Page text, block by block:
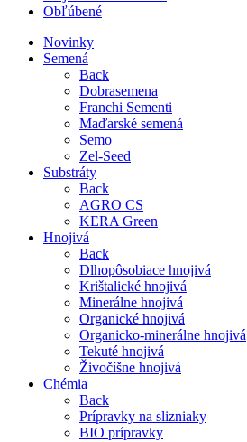
Obľúbené
Novinky
Semená
Back
Dobrasemena
Franchi Sementi
Maďarské semená
Semo
Zel-Seed
Substráty
Back
AGRO CS
KERA Green
Hnojivá
Back
Dlhopôsobiace hnojivá
Krištalické hnojivá
Minerálne hnojivá
Organické hnojivá
Organicko-minerálne hnojivá
Tekuté hnojivá
Živočíšne hnojivá
Chémia
Back
Prípravky na slizniaky
BIO prípravky